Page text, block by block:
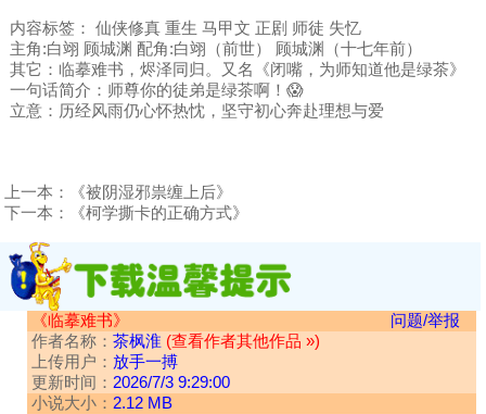
内容标签： 仙侠修真 重生 马甲文 正剧 师徒 失忆
主角:白翊 顾城渊 配角:白翊（前世） 顾城渊（十七年前）
其它：临摹难书，烬泽同归。又名《闭嘴，为师知道他是绿茶》
一句话简介：师尊你的徒弟是绿茶啊！😱
立意：历经风雨仍心怀热忱，坚守初心奔赴理想与爱
上一本：
《被阴湿邪祟缠上后》
下一本：
《柯学撕卡的正确方式》
《临摹难书》
问题/举报
作者名称： 茶枫淮 (查看作者其他作品 »)
上传用户： 放手一搏
更新时间： 2026/7/3 9:29:00
小说大小： 2.12 MB